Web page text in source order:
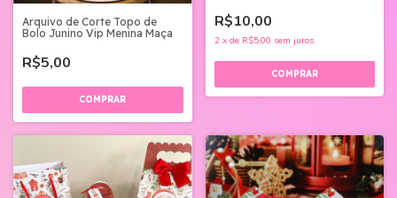
Arquivo de Corte Topo de
Bolo Junino Vip Menina Maça
R$5,00
R$10,00
2 x de R$5,00 sem juros